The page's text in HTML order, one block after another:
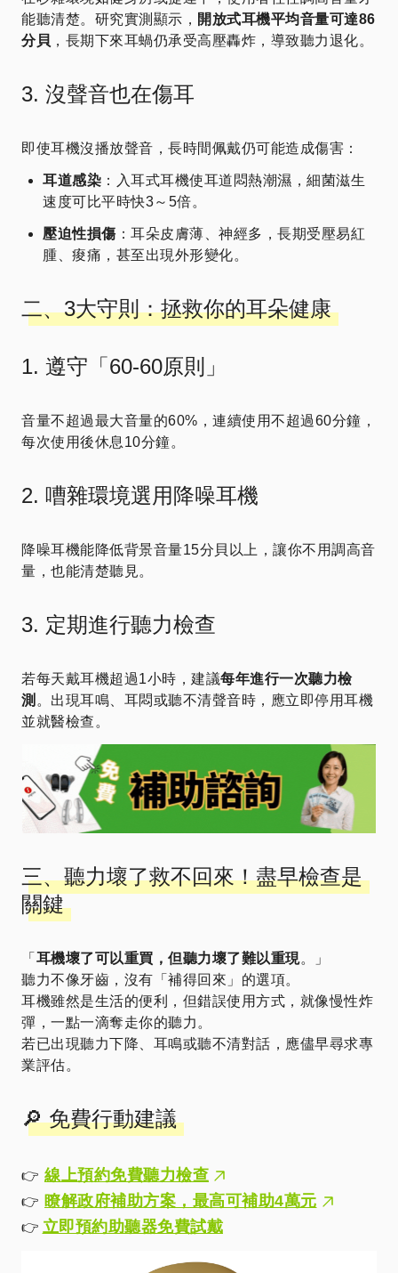
能聽清楚。研究實測顯示， 開放式耳機平均音量可達86
分貝 ，長期下來耳蝸仍承受高壓轟炸，導致聽力退化。
3. 沒聲音也在傷耳
即使耳機沒播放聲音，長時間佩戴仍可能造成傷害：
耳道感染 ：入耳式耳機使耳道悶熱潮濕，細菌滋生
速度可比平時快3～5倍。
壓迫性損傷：耳朵皮膚薄、神經多，長期受壓易紅
腫、痠痛，甚至出現外形變化。
二、3大守則：拯救你的耳朵健康
1. 遵守「60-60原則」
音量不超過最大音量的60%，連續使用不超過60分鐘，
每次使用後休息10分鐘。
2. 嘈雜環境選用降噪耳機
降噪耳機能降低背景音量15分貝以上，讓你不用調高音
量，也能清楚聽見。
3. 定期進行聽力檢查
若每天戴耳機超過1小時，建議每年進行一次聽力檢
測 。出現耳鳴、耳悶或聽不清聲音時，應立即停用耳機
並就醫檢查。
三、聽力壞了救不回來！盡早檢查是
關鍵
「 耳機壞了可以重買，但聽力壞了難以重現。」
聽力不像牙齒，沒有「補得回來」的選項。
耳機雖然是生活的便利，但錯誤使用方式，就像慢性炸
彈，一點一滴奪走你的聽力。
若已出現聽力下降、耳鳴或聽不清對話，應儘早尋求專
業評估。
🔎 免費行動建議
👉 線上預約免費聽力檢查
👉 瞭解政府補助方案，最高可補助4萬元
👉 立即預約助聽器免費試戴